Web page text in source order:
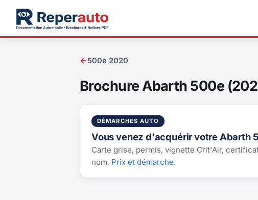
←500e 2020
Brochure Abarth 500e
DÉMARCHES AUTO
Vous venez d'acquérir votre Abarth
Carte grise, permis, vignette Crit'Air,
nom. Prix et démarche.